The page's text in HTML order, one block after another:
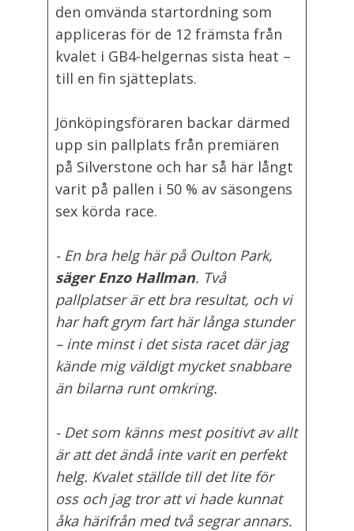
den omvända startordning som
appliceras för de 12 främsta från
kvalet i GB4-helgernas sista heat –
till en fin sjätteplats.
Jönköpingsföraren backar därmed
upp sin pallplats från premiären
på Silverstone och har så här långt
varit på pallen i 50 % av säsongens
sex körda race.
- En bra helg här på Oulton Park,
säger Enzo Hallman. Två
pallplatser är ett bra resultat, och vi
har haft grym fart här långa stunder
– inte minst i det sista racet där jag
kände mig väldigt mycket snabbare
än bilarna runt omkring.
- Det som känns mest positivt av allt
är att det ändå inte varit en perfekt
helg. Kvalet ställde till det lite för
oss och jag tror att vi hade kunnat
åka härifrån med två segrar annars.